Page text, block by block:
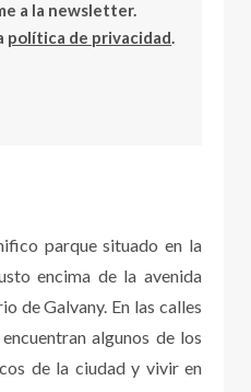
a la newsletter.
política de privacidad.
parque situado en la
encima de la avenida
de Galvany. En las calles
algunos de los
de la ciudad y vivir en